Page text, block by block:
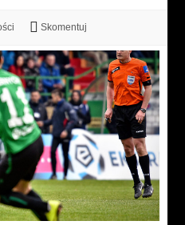
Skomentuj